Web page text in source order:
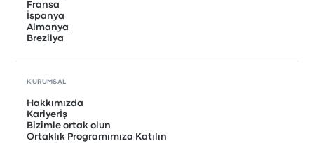
Fransa
İspanya
Almanya
Brezilya
KURUMSAL
Hakkımızda
Kariyerİş
Bizimle ortak olun
Ortaklık Programımıza Katılın